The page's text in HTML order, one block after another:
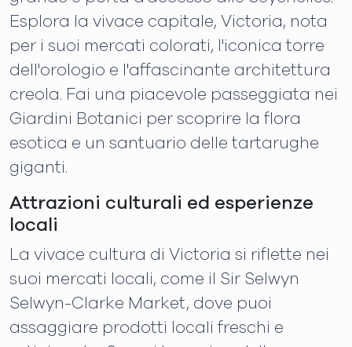
Esplora la vivace capitale, Victoria, nota
per i suoi mercati colorati, l'iconica torre
dell'orologio e l'affascinante architettura
creola. Fai una piacevole passeggiata nei
Giardini Botanici per scoprire la flora
esotica e un santuario delle tartarughe
giganti.
Attrazioni culturali ed esperienze
locali
La vivace cultura di Victoria si riflette nei
suoi mercati locali, come il Sir Selwyn
Selwyn-Clarke Market, dove puoi
assaggiare prodotti locali freschi e